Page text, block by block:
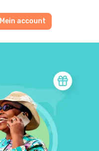
Mein account